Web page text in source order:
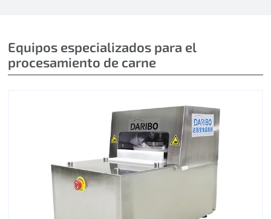
Equipos especializados para el
procesamiento de carne